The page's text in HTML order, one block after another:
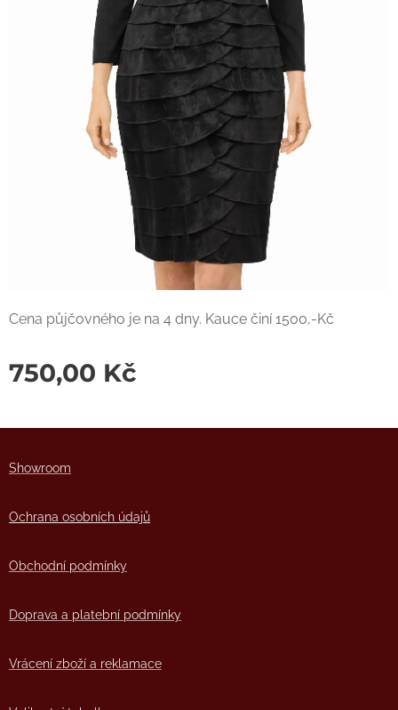
Cena půjčovného je na 4 dny. Kauce činí 1500,-Kč
750,00 Kč
Showroom
Ochrana osobních údajů
Obchodní podmínky
Doprava a platební podmínky
Vrácení zboží a reklamace